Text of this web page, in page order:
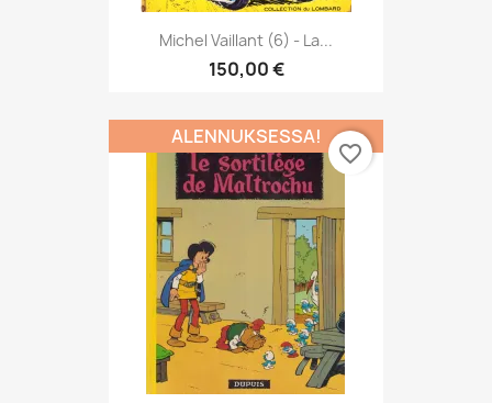
Michel Vaillant (6) - La...
150,00 €
ALENNUKSESSA!
favorite_border